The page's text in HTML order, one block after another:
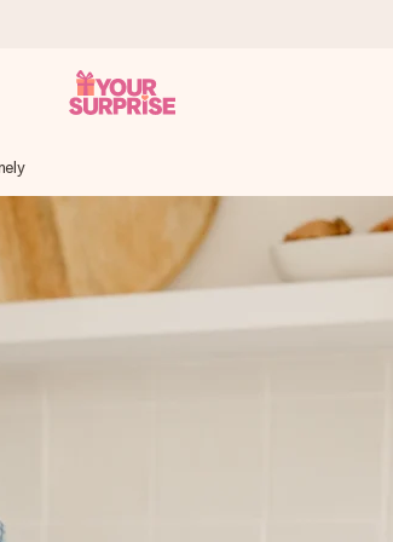
rette tidspunkt, når den betyder allermest.
der går lige i hendes hjerte. Intet besvær